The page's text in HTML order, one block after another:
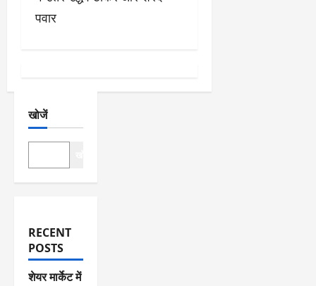
न
पवार
खोजें
RECENT
POSTS
शेयर मार्केट में